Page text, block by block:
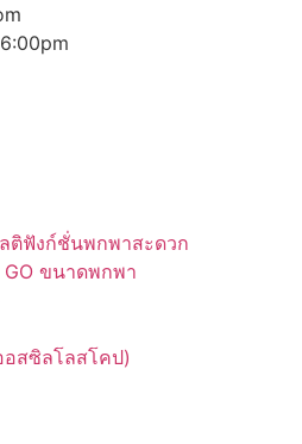
ติฟังก์ชั่นพกพาสะดวก
GO ขนาดพกพา
อสซิลโลสโคป)